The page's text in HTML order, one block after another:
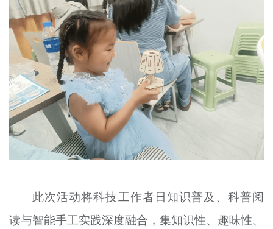
此次活动将科技工作者日知识普及、科普阅
读与智能手工实践深度融合，集知识性、趣味性、